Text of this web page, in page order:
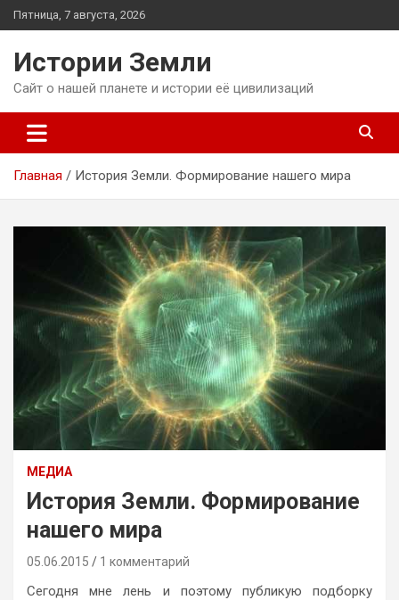
Перейти
к
Пятница, 7 августа, 2026
Истории Земли
Сайт о нашей планете и истории её цивилизаций
Главная История Земли. Формирование нашего мира
МЕДИА
История Земли. Формирование
нашего мира
05.06.2015 1 комментарий
Сегодня мне лень и поэтому публикую подборку